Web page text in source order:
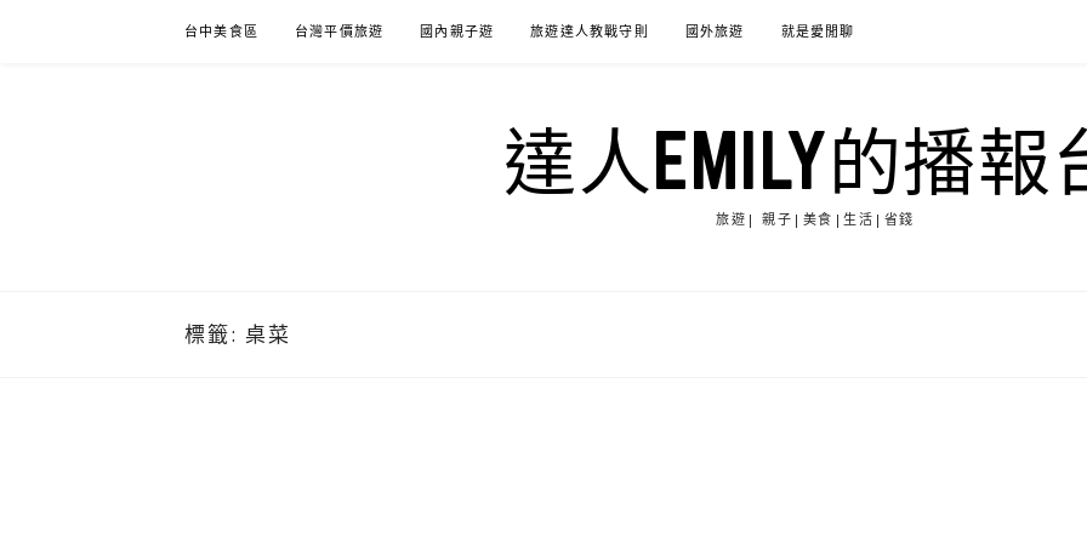
台中美食區 台灣平價旅遊 國內親子遊 旅遊達人教戰守則 國外旅遊 就是愛閒聊
達人EMILY的播報
旅遊| 親子|美食|生活|省錢
標籤: 桌菜